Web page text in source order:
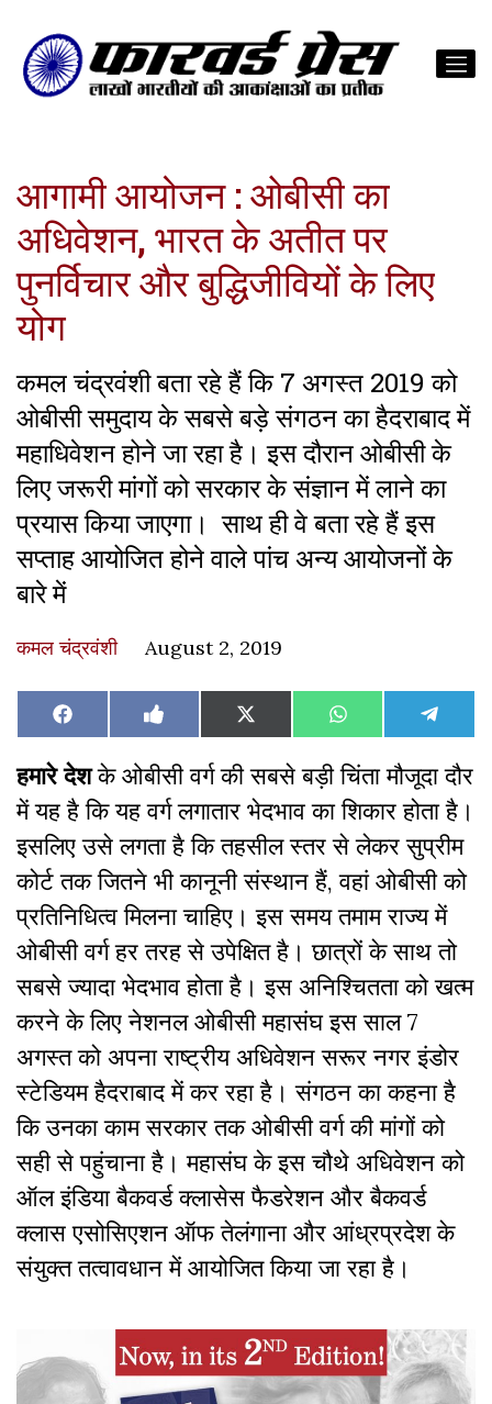
आगामी आयोजन : ओबीसी का
अधिवेशन, भारत के अतीत पर
पुनर्विचार और बुद्धिजीवियों के लिए
योग
कमल चंद्रवंशी बता रहे हैं कि 7 अगस्त 2019 को
ओबीसी समुदाय के सबसे बड़े संगठन का हैदराबाद में
महाधिवेशन होने जा रहा है। इस दौरान ओबीसी के
लिए जरूरी मांगों को सरकार के संज्ञान में लाने का
प्रयास किया जाएगा। साथ ही वे बता रहे हैं इस
सप्ताह आयोजित होने वाले पांच अन्य आयोजनों के
बारे में
कमल चंद्रवंशी August 2, 2019
Share
on
Facebook Share
on
Like
on
Facebook
Share
on
X
(Twitter)
Share
on
WhatsAppShare
on
हमारे देशके ओबीसी वर्ग की सबसे बड़ी चिंता मौजूदा दौर
में यह है कि यह वर्ग लगातार भेदभाव का शिकार होता है।
इसलिए उसे लगता है कि तहसील स्तर से लेकर सुप्रीम
कोर्ट तक जितने भी कानूनी संस्थान हैं, वहां ओबीसी को
प्रतिनिधित्व मिलना चाहिए। इस समय तमाम राज्य में
ओबीसी वर्ग हर तरह से उपेक्षित है। छात्रों के साथ तो
सबसे ज्यादा भेदभाव होता है। इस अनिश्चितता को खत्म
करने के लिए नेशनल ओबीसी महासंघ इस साल 7
अगस्त को अपना राष्ट्रीय अधिवेशन सरूर नगर इंडोर
स्टेडियम हैदराबाद में कर रहा है। संगठन का कहना है
कि उनका काम सरकार तक ओबीसी वर्ग की मांगों को
सही से पहुंचाना है। महासंघ के इस चौथे अधिवेशन को
ऑल इंडिया बैकवर्ड क्लासेस फैडरेशन और बैकवर्ड
क्लास एसोसिएशन ऑफ तेलंगाना और आंध्रप्रदेश के
संयुक्त तत्वावधान में आयोजित किया जा रहा है।